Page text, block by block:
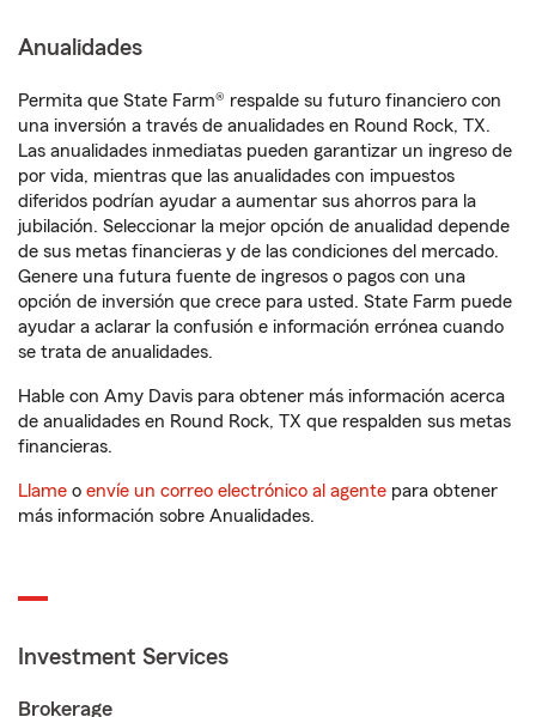
Anualidades
Permita que State Farm® respalde su futuro financiero con
una inversión a través de anualidades en Round Rock, TX.
Las anualidades inmediatas pueden garantizar un ingreso de
por vida, mientras que las anualidades con impuestos
diferidos podrían ayudar a aumentar sus ahorros para la
jubilación. Seleccionar la mejor opción de anualidad depende
de sus metas financieras y de las condiciones del mercado.
Genere una futura fuente de ingresos o pagos con una
opción de inversión que crece para usted. State Farm puede
ayudar a aclarar la confusión e información errónea cuando
se trata de anualidades.
Hable con Amy Davis para obtener más información acerca
de anualidades en Round Rock, TX que respalden sus metas
financieras.
Llame o envíe un correo electrónico al agente para obtener
más información sobre Anualidades.
Investment Services
Brokerage